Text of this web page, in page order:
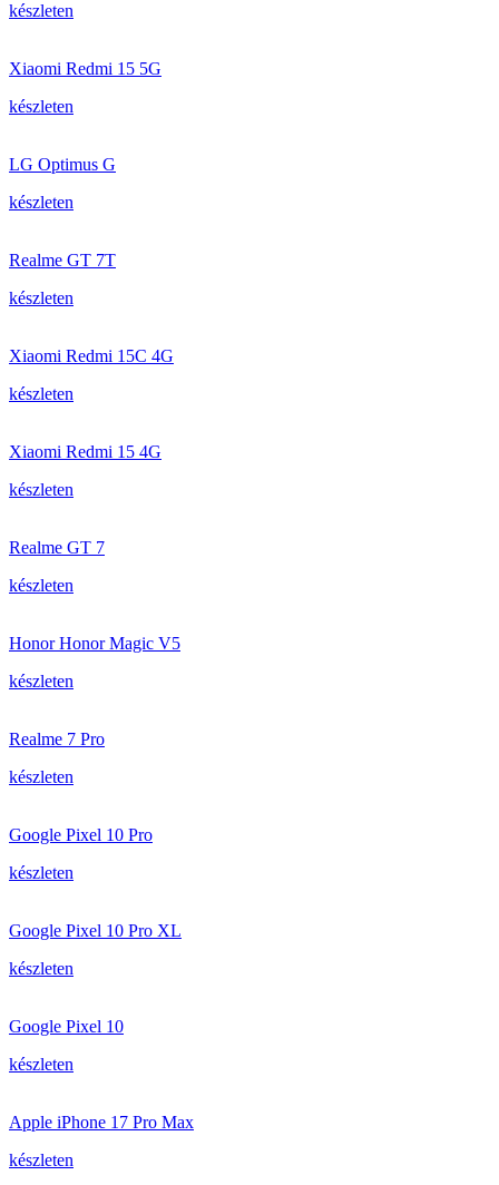
készleten
Xiaomi Redmi 15 5G
készleten
LG Optimus G
készleten
Realme GT 7T
készleten
Xiaomi Redmi 15C 4G
készleten
Xiaomi Redmi 15 4G
készleten
Realme GT 7
készleten
Honor Honor Magic V5
készleten
Realme 7 Pro
készleten
Google Pixel 10 Pro
készleten
Google Pixel 10 Pro XL
készleten
Google Pixel 10
készleten
Apple iPhone 17 Pro Max
készleten